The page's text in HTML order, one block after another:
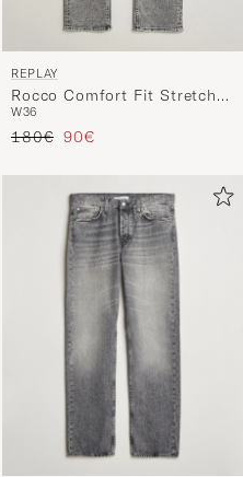
REPLAY
Rocco Comfort Fit Stretch
Eco Plus Jeans Washed Grey
W36
Regulärer Preis
180€ Reduzierter Preis
90€